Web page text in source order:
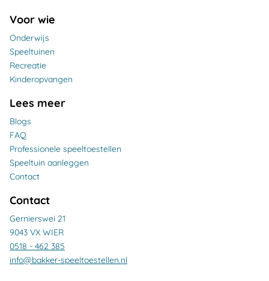
Voor wie
Onderwijs
Speeltuinen
Recreatie
Kinderopvangen
Lees meer
Blogs
FAQ
Professionele speeltoestellen
Speeltuin aanleggen
Contact
Contact
Gernierswei 21
9043 VX WIER
0518 - 462 385
info@bakker-speeltoestellen.nl